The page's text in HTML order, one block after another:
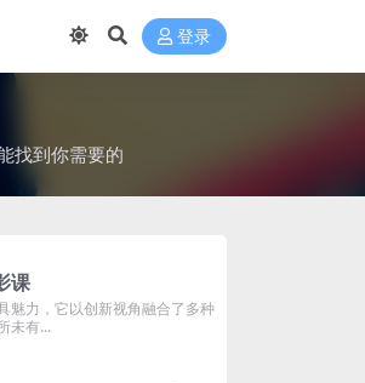
登录
找到你需要的
课
魅力，它以创新视角融合了多种
未有...